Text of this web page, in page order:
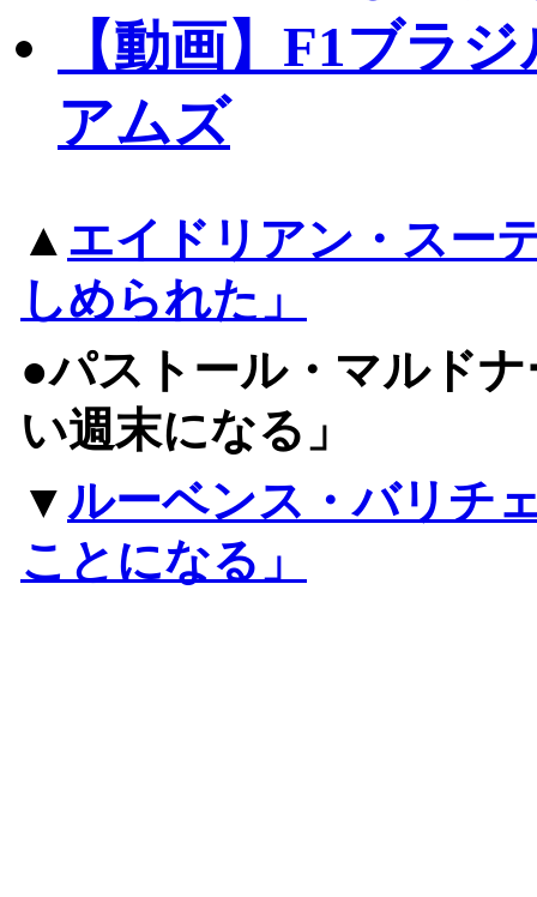
【動画】F1ブラ
アムズ
▲ エイドリアン・スー
しめられた」
●パストール・マルド
い週末になる」
▼ ルーベンス・バリチ
ことになる」